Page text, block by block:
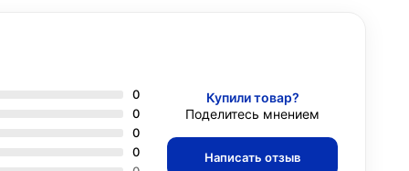
0
0
0
0
Купили товар?
Поделитесь мнением
Написать отзыв